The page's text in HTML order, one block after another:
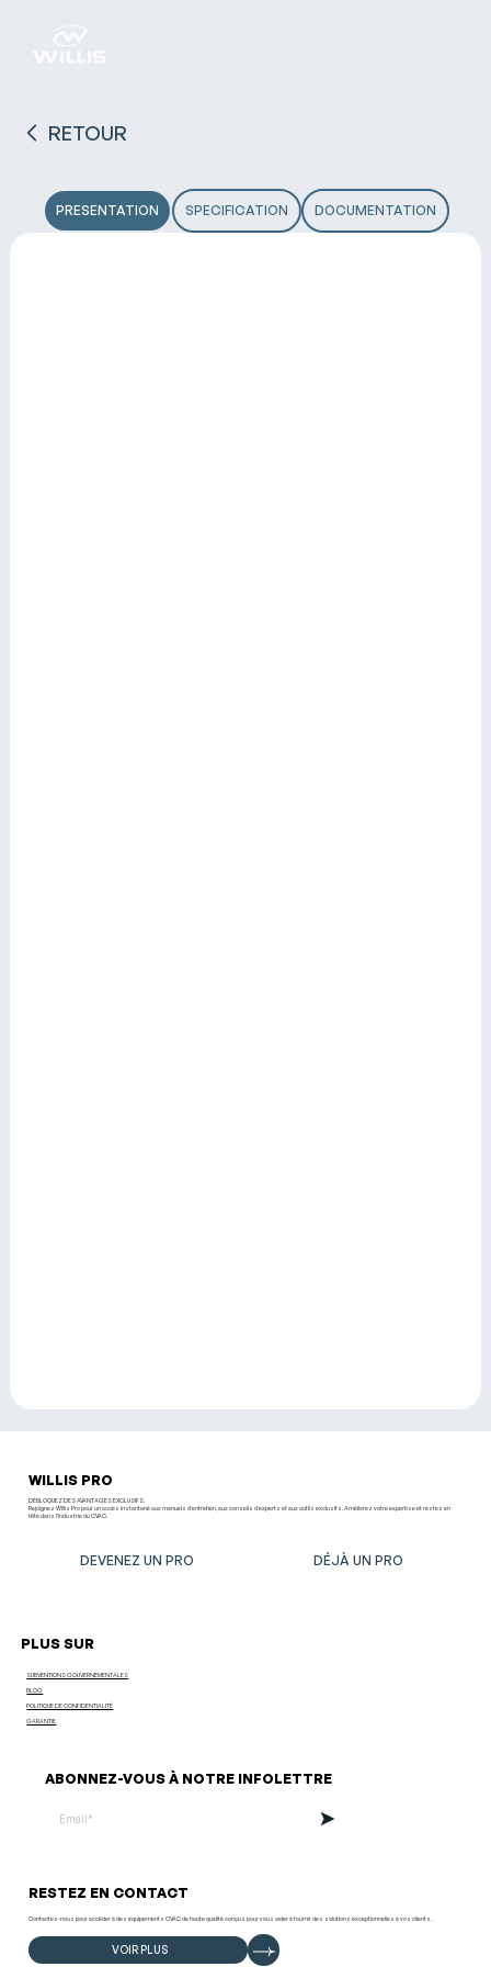
RETOUR
PRESENTATION SPECIFICATION DOCUMENTATION
WILLIS PRO
DÉBLOQUEZ DES AVANTAGES EXCLUSIFS.
Rejoignez Willis Pro pour un accès instantané aux manuels d'entretien, aux conseils d'experts et aux outils exclusifs. Améliorez votre expertise et restez en
tête dans l’industrie du CVAC.
DEVENEZ UN PRO DÉJÀ UN PRO
PLUS SUR
SUBVENTIONS GOUVERNEMENTALES
BLOG
POLITIQUE DE CONFIDENTIALITÉ
GARANTIE
ABONNEZ-VOUS À NOTRE INFOLETTRE
RESTEZ EN CONTACT
Contactez-nous pour accéder à des équipements CVAC de haute qualité conçus pour vous aider à fournir des solutions exceptionnelles à vos clients.
VOIR PLUS